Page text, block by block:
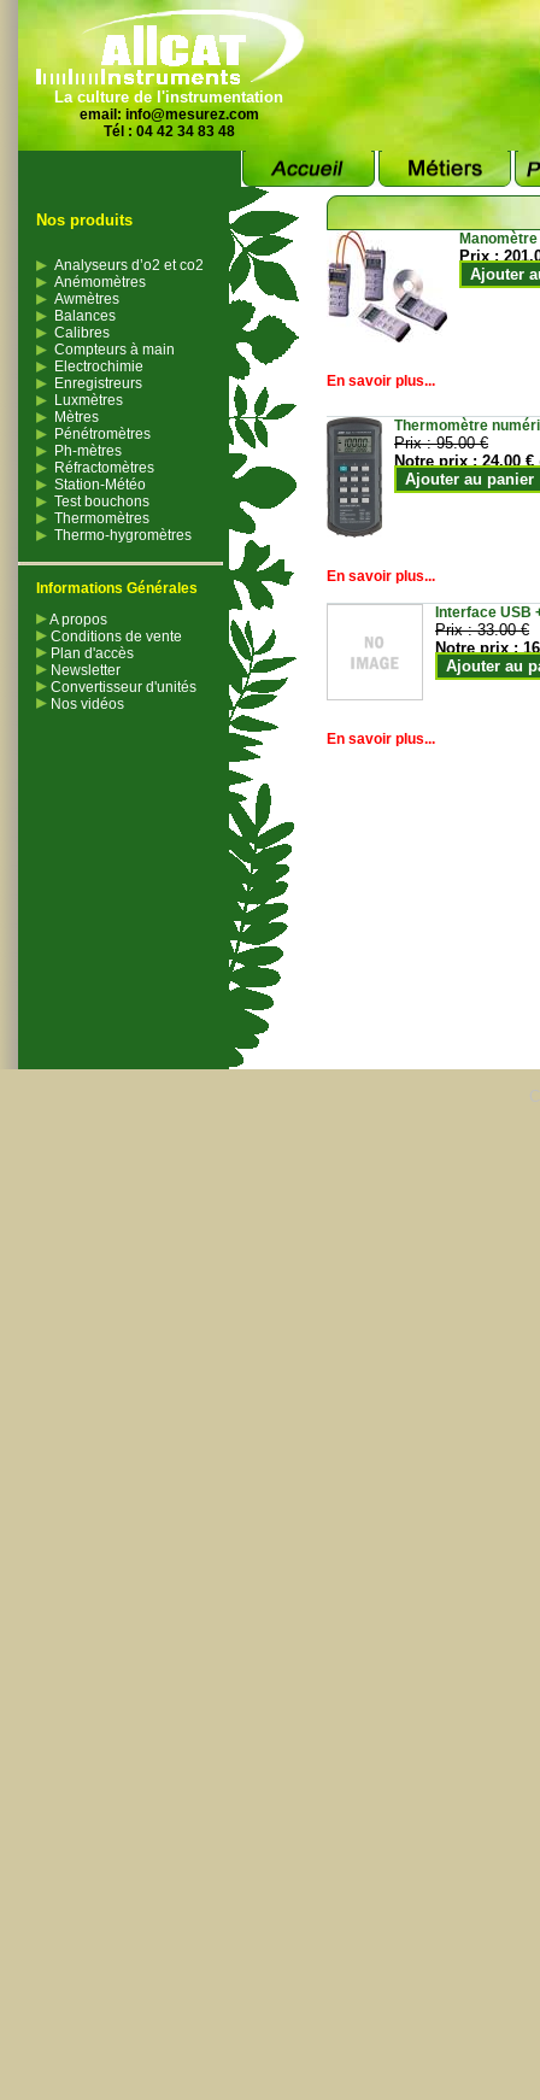
La culture de l'instrumentation
email: info@mesurez.com
Tél : 04 42 34 83 48
Nos produits
Analyseurs d’o2 et co2
Anémomètres
Awmètres
Balances
Calibres
Compteurs à main
Electrochimie
Enregistreurs
Luxmètres
Mètres
Pénétromètres
Ph-mètres
Réfractomètres
Station-Météo
Test bouchons
Thermomètres
Thermo-hygromètres
Informations Générales
A propos
Conditions de vente
Plan d'accès
Newsletter
Convertisseur d'unités
Nos vidéos
Prix :
Ajouter
En savoir plus...
Thermomètre
Prix :95.00 €
Notre prix :24.00 €
Ajouter au panier
En savoir plus...
Interface USB
Prix :33.00 €
Notre prix :
Ajouter au
En savoir plus...